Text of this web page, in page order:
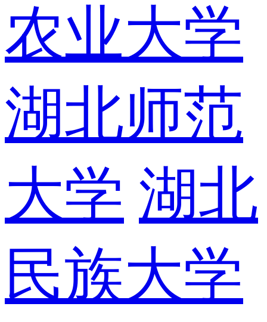
农业大学
湖北师范
大学 湖北
民族大学